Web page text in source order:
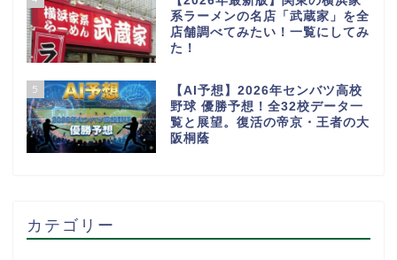
系ラーメンの名店「武蔵家」を全
店舗調べてみたい！一覧にしてみ
た！
5
【AI予想】2026年センバツ高校
野球 優勝予想！全32校データ一
覧と展望。復活の帝京・王者の大
阪桐蔭
カテゴリー